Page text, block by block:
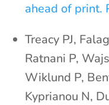
ahead of print.
Treacy PJ,
Ratnani P,
Wiklund P,
Kyprianou N,